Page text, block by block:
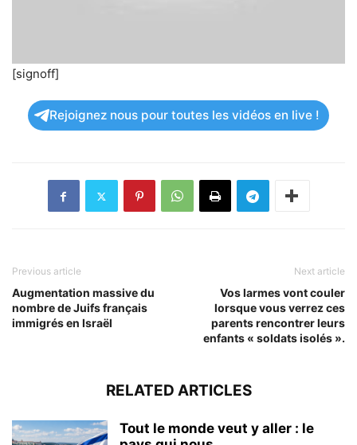
[signoff]
Rejoignez nous pour toutes les vidéos en live !
Previous article
Augmentation massive du
nombre de Juifs français
immigrés en Israël
Next article
Vos larmes vont couler
lorsque vous verrez ces
parents rencontrer leurs
enfants « soldats isolés ».
RELATED ARTICLES
Tout le monde veut y aller : le